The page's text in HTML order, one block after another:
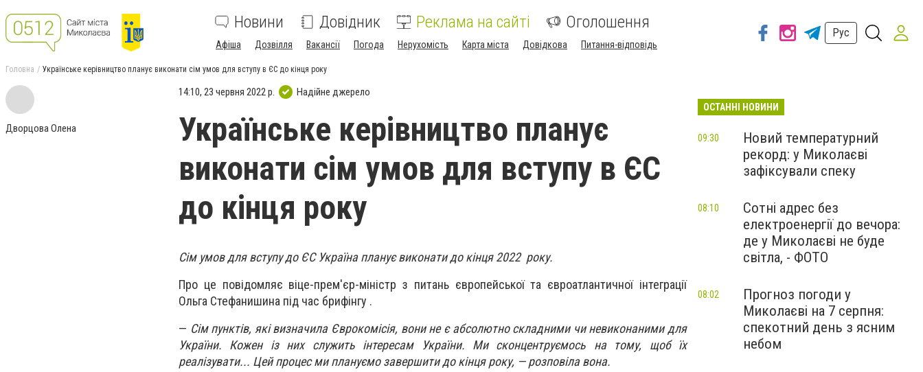
Новини Довідник Реклама на сайті Оголошення
Афіша Дозвілля Вакансії Погода Нерухомість Карта міста Довідкова Питання-відповідь
Рус
Головна Українське керівництво планує виконати сім умов для вступу в ЄС до кінця року
Дворцова Олена
14:10, 23 червня 2022 р. Надійне джерело
Українське керівництво планує
виконати сім умов для вступу в ЄС
до кінця року
Сім умов для вступу до ЄС Україна планує виконати до кінця 2022 року.
Про це повідомляє віце-прем'єр-міністр з питань європейської та євроатлантичної інтеграції
Ольга Стефанишина під час брифінгу .
— Сім пунктів, які визначила Єврокомісія, вони не є абсолютно складними чи невиконаними для
України. Кожен із них служить інтересам України. Ми сконцентруємось на тому, щоб їх
реалізувати... Цей процес ми плануємо завершити до кінця року, — розповіла вона.
ОСТАННІ НОВИНИ
Новий температурний
рекорд: у Миколаєві
зафіксували спеку
09:30
Сотні адрес без
електроенергії до вечора:
де у Миколаєві не буде
світла, - ФОТО
08:10
Прогноз погоди у
Миколаєві на 7 серпня:
спекотний день з ясним
небом
08:02